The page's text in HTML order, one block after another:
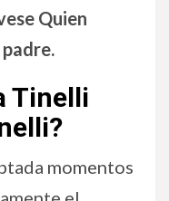
Quien
Tinelli
momentos